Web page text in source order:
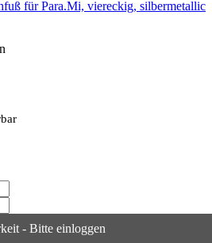
für Para.Mi, viereckig, silbermetallic
- Bitte einloggen